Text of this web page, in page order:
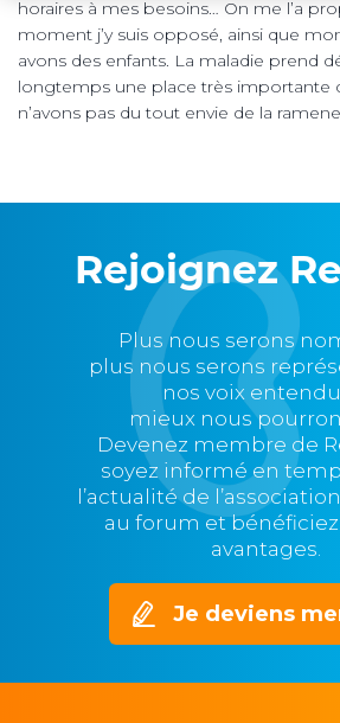
horaires à mes besoins… On me l’a
moment j’y suis opposé, ainsi que
avons des enfants. La maladie prend
longtemps une place très importante
n’avons pas du tout envie de la
Rejoignez
Plus nous serons
plus nous serons
nos voix
mieux nous
Devenez membre de
soyez informé en
l’actualité de
au forum et bénéficiez
avantages.
Je deviens